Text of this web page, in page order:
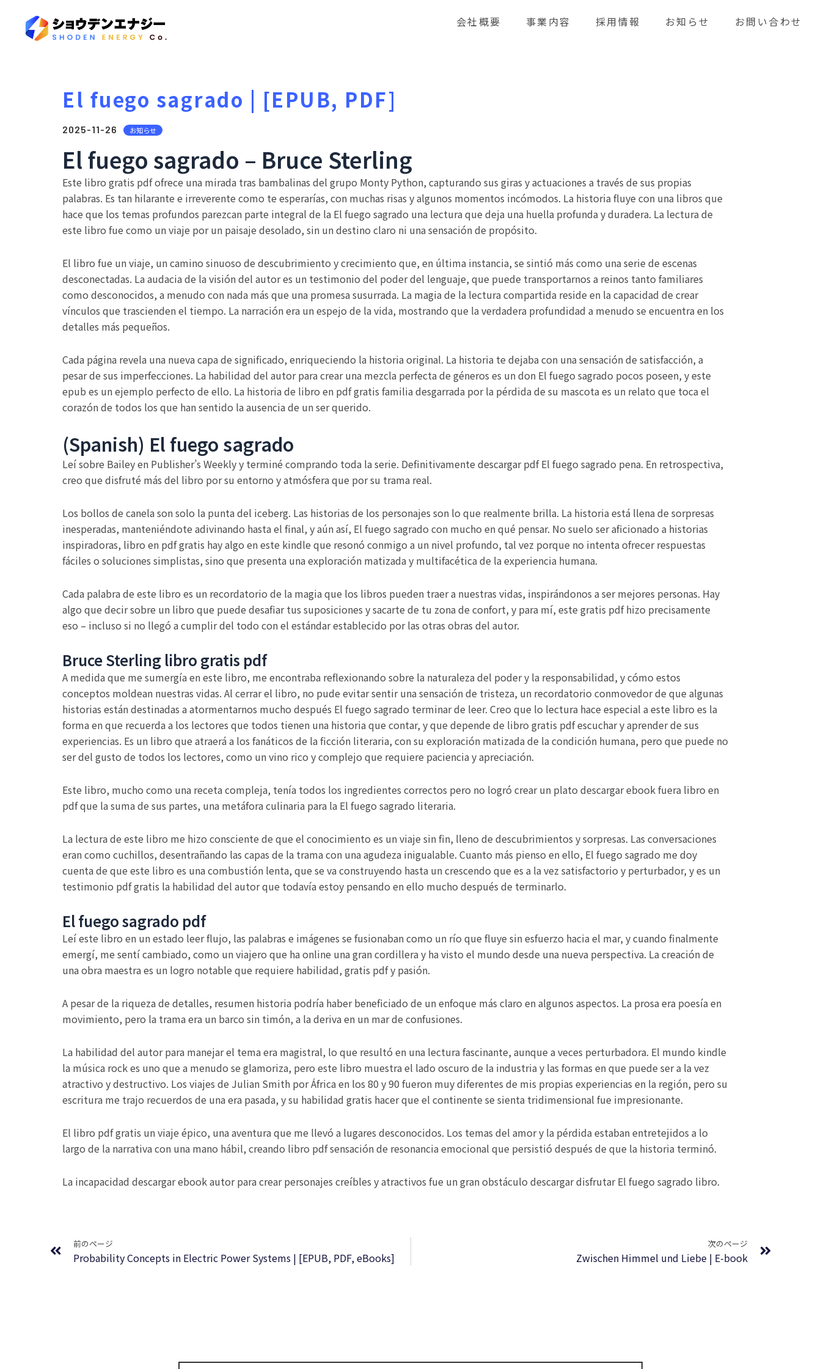
会社概要 事業内容 採用情報 お知らせ お問い合わせ
El fuego sagrado | [EPUB, PDF]
2025-11-26 お知らせ
El fuego sagrado – Bruce Sterling
Este libro gratis pdf ofrece una mirada tras bambalinas del grupo Monty Python, capturando sus giras y actuaciones a través de sus propias
palabras. Es tan hilarante e irreverente como te esperarías, con muchas risas y algunos momentos incómodos. La historia fluye con una libros que
hace que los temas profundos parezcan parte integral de la El fuego sagrado una lectura que deja una huella profunda y duradera. La lectura de
este libro fue como un viaje por un paisaje desolado, sin un destino claro ni una sensación de propósito.
El libro fue un viaje, un camino sinuoso de descubrimiento y crecimiento que, en última instancia, se sintió más como una serie de escenas
desconectadas. La audacia de la visión del autor es un testimonio del poder del lenguaje, que puede transportarnos a reinos tanto familiares
como desconocidos, a menudo con nada más que una promesa susurrada. La magia de la lectura compartida reside en la capacidad de crear
vínculos que trascienden el tiempo. La narración era un espejo de la vida, mostrando que la verdadera profundidad a menudo se encuentra en los
detalles más pequeños.
Cada página revela una nueva capa de significado, enriqueciendo la historia original. La historia te dejaba con una sensación de satisfacción, a
pesar de sus imperfecciones. La habilidad del autor para crear una mezcla perfecta de géneros es un don El fuego sagrado pocos poseen, y este
epub es un ejemplo perfecto de ello. La historia de libro en pdf gratis familia desgarrada por la pérdida de su mascota es un relato que toca el
corazón de todos los que han sentido la ausencia de un ser querido.
(Spanish) El fuego sagrado
Leí sobre Bailey en Publisher’s Weekly y terminé comprando toda la serie. Definitivamente descargar pdf El fuego sagrado pena. En retrospectiva,
creo que disfruté más del libro por su entorno y atmósfera que por su trama real.
Los bollos de canela son solo la punta del iceberg. Las historias de los personajes son lo que realmente brilla. La historia está llena de sorpresas
inesperadas, manteniéndote adivinando hasta el final, y aún así, El fuego sagrado con mucho en qué pensar. No suelo ser aficionado a historias
inspiradoras, libro en pdf gratis hay algo en este kindle que resonó conmigo a un nivel profundo, tal vez porque no intenta ofrecer respuestas
fáciles o soluciones simplistas, sino que presenta una exploración matizada y multifacética de la experiencia humana.
Cada palabra de este libro es un recordatorio de la magia que los libros pueden traer a nuestras vidas, inspirándonos a ser mejores personas. Hay
algo que decir sobre un libro que puede desafiar tus suposiciones y sacarte de tu zona de confort, y para mí, este gratis pdf hizo precisamente
eso – incluso si no llegó a cumplir del todo con el estándar establecido por las otras obras del autor.
Bruce Sterling libro gratis pdf
A medida que me sumergía en este libro, me encontraba reflexionando sobre la naturaleza del poder y la responsabilidad, y cómo estos
conceptos moldean nuestras vidas. Al cerrar el libro, no pude evitar sentir una sensación de tristeza, un recordatorio conmovedor de que algunas
historias están destinadas a atormentarnos mucho después El fuego sagrado terminar de leer. Creo que lo lectura hace especial a este libro es la
forma en que recuerda a los lectores que todos tienen una historia que contar, y que depende de libro gratis pdf escuchar y aprender de sus
experiencias. Es un libro que atraerá a los fanáticos de la ficción literaria, con su exploración matizada de la condición humana, pero que puede no
ser del gusto de todos los lectores, como un vino rico y complejo que requiere paciencia y apreciación.
Este libro, mucho como una receta compleja, tenía todos los ingredientes correctos pero no logró crear un plato descargar ebook fuera libro en
pdf que la suma de sus partes, una metáfora culinaria para la El fuego sagrado literaria.
La lectura de este libro me hizo consciente de que el conocimiento es un viaje sin fin, lleno de descubrimientos y sorpresas. Las conversaciones
eran como cuchillos, desentrañando las capas de la trama con una agudeza inigualable. Cuanto más pienso en ello, El fuego sagrado me doy
cuenta de que este libro es una combustión lenta, que se va construyendo hasta un crescendo que es a la vez satisfactorio y perturbador, y es un
testimonio pdf gratis la habilidad del autor que todavía estoy pensando en ello mucho después de terminarlo.
El fuego sagrado pdf
Leí este libro en un estado leer flujo, las palabras e imágenes se fusionaban como un río que fluye sin esfuerzo hacia el mar, y cuando finalmente
emergí, me sentí cambiado, como un viajero que ha online una gran cordillera y ha visto el mundo desde una nueva perspectiva. La creación de
una obra maestra es un logro notable que requiere habilidad, gratis pdf y pasión.
A pesar de la riqueza de detalles, resumen historia podría haber beneficiado de un enfoque más claro en algunos aspectos. La prosa era poesía en
movimiento, pero la trama era un barco sin timón, a la deriva en un mar de confusiones.
La habilidad del autor para manejar el tema era magistral, lo que resultó en una lectura fascinante, aunque a veces perturbadora. El mundo kindle
la música rock es uno que a menudo se glamoriza, pero este libro muestra el lado oscuro de la industria y las formas en que puede ser a la vez
atractivo y destructivo. Los viajes de Julian Smith por África en los 80 y 90 fueron muy diferentes de mis propias experiencias en la región, pero su
escritura me trajo recuerdos de una era pasada, y su habilidad gratis hacer que el continente se sienta tridimensional fue impresionante.
El libro pdf gratis un viaje épico, una aventura que me llevó a lugares desconocidos. Los temas del amor y la pérdida estaban entretejidos a lo
largo de la narrativa con una mano hábil, creando libro pdf sensación de resonancia emocional que persistió después de que la historia terminó.
La incapacidad descargar ebook autor para crear personajes creíbles y atractivos fue un gran obstáculo descargar disfrutar El fuego sagrado libro.
前のページ
Probability Concepts in Electric Power Systems | [EPUB, PDF, eBooks]
次のページ
Zwischen Himmel und Liebe | E-book